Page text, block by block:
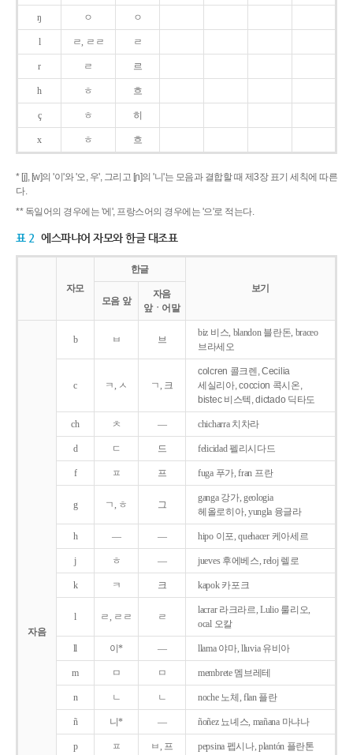
ŋ ㅇ ㅇ
l ㄹ, ㄹㄹ ㄹ
r ㄹ 르
h ㅎ 흐
ç ㅎ 히
x ㅎ 흐
* [j], [w]의 '이'와 '오, 우', 그리고 [ɲ]의 '니'는 모음과 결합할 때 제3장 표기 세칙에 따른
다.
** 독일어의 경우에는 '에', 프랑스어의 경우에는 '으'로 적는다.
표 2 에스파냐어 자모와 한글 대조표
자모
한글
보기
모음 앞
자음
앞ㆍ어말
자음
b ㅂ 브
biz 비스, blandon 블란돈, braceo
브라세오
c ㅋ, ㅅ ㄱ, 크
colcren 콜크렌, Cecilia
세실리아, coccion 콕시온,
bistec 비스텍, dictado 딕타도
ch ㅊ ― chicharra 치차라
d ㄷ 드 felicidad 펠리시다드
f ㅍ 프 fuga 푸가, fran 프란
g ㄱ, ㅎ 그
ganga 강가, geologia
헤올로히아, yungla 융글라
h ― ― hipo 이포, quehacer 케아세르
j ㅎ ― jueves 후에베스, reloj 렐로
k ㅋ 크 kapok 카포크
l ㄹ, ㄹㄹ ㄹ
lacrar 라크라르, Lulio 룰리오,
ocal 오칼
ll 이* ― llama 야마, lluvia 유비아
m ㅁ ㅁ membrete 멤브레테
n ㄴ ㄴ noche 노체, flan 플란
ñ 니* ― ñoñez 뇨녜스, mañana 마냐나
p ㅍ ㅂ, 프 pepsina 펩시나, plantón 플란톤